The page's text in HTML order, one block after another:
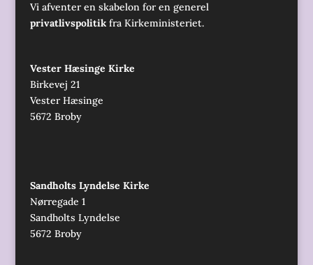
Vi afventer en skabelon for en generel
privatlivspolitikfra Kirkeministeriet.
Vester Hæsinge Kirke
Birkevej 21
Vester Hæsinge
5672 Broby
Sandholts Lyndelse Kirke
Nørregade 1
Sandholts Lyndelse
5672 Broby